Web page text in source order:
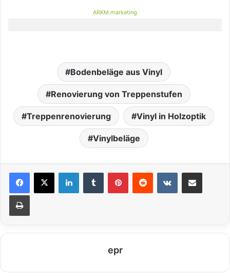
ARKM.marketing
Bodenbeläge aus Vinyl
Renovierung von Treppenstufen
Treppenrenovierung Vinyl in Holzoptik
Vinylbeläge
epr